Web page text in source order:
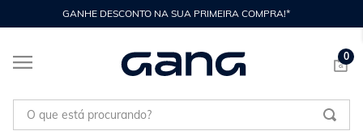
GANHE DESCONTO NA SUA PRIMEIRA COMPRA!*
0
O que está procurando?